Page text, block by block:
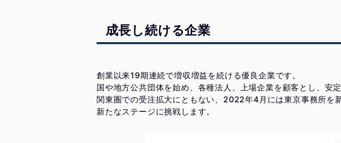
成長し続ける企業
創業以来19期連続で増収増益を続ける優良企業です。
国や地方公共団体を始め、各種法人、上場企業を顧客とし、安
関東圏での受注拡大にともない、2022年4月には東京事務所を新
新たなステージに挑戦します。